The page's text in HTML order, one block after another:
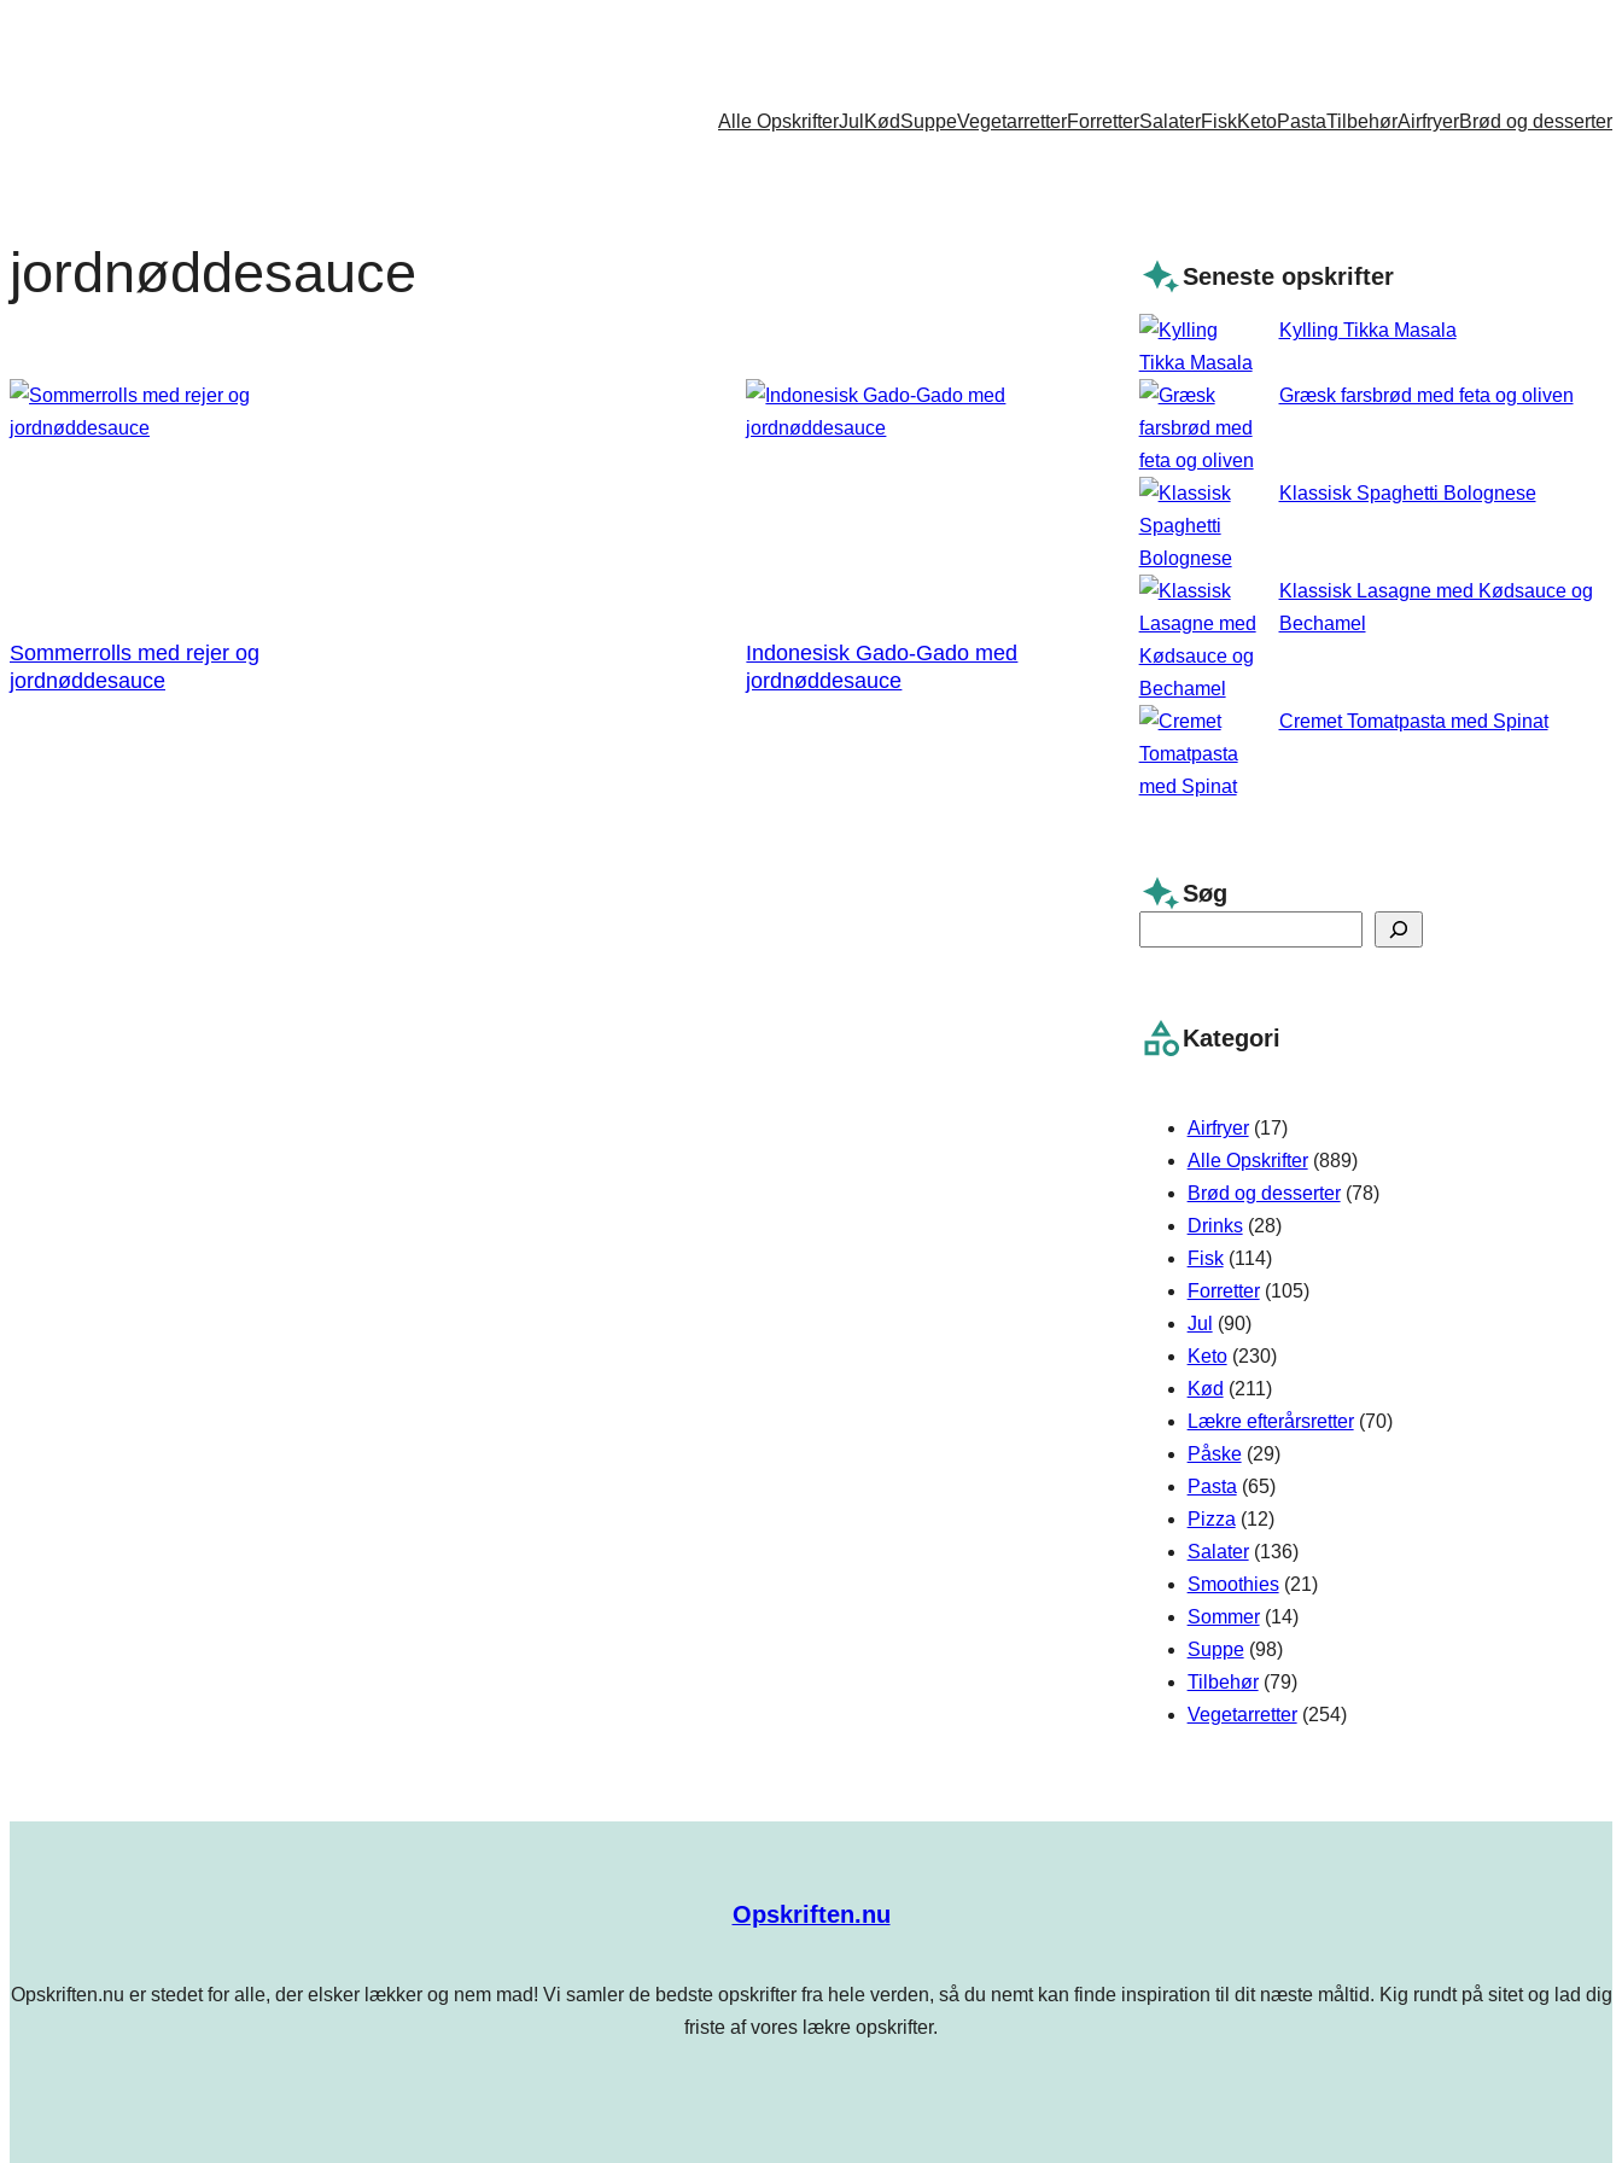
Alle OpskrifterJul KødSuppeVegetarretterForretterSalaterFiskKetoPastaTilbehørAirfryerBrød og desserter
jordnøddesauce
Sommerrolls med rejer og
jordnøddesauce
Indonesisk Gado-Gado med
jordnøddesauce
Seneste opskrifter
Kylling Tikka Masala
Græsk farsbrød med feta og oliven
Klassisk Spaghetti Bolognese
Klassisk Lasagne med Kødsauce og
Bechamel
Cremet Tomatpasta med Spinat
Søg
c
Kategori
Airfryer(17)
Alle Opskrifter(889)
Brød og desserter(78)
Drinks(28)
Fisk(114)
Forretter(105)
Jul (90)
Keto(230)
Kød (211)
Lækre efterårsretter(70)
Påske(29)
Pasta (65)
Pizza (12)
Salater(136)
Smoothies(21)
Sommer(14)
Suppe(98)
Tilbehør(79)
Vegetarretter(254)
Opskriften.nu
Opskriften.nu er stedet for alle, der elsker lækker og nem mad! Vi samler de bedste opskrifter fra hele verden, så du nemt kan finde inspiration til dit næste måltid. Kig rundt på sitet og lad dig
friste af vores lækre opskrifter.